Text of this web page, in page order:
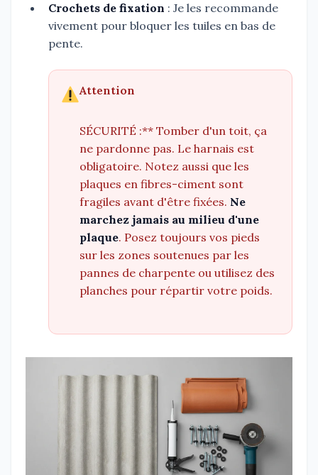
Crochets de fixation : Je les recommande
vivement pour bloquer les tuiles en bas de
pente.
Attention
SÉCURITÉ :** Tomber d'un toit, ça
ne pardonne pas. Le harnais est
obligatoire. Notez aussi que les
plaques en fibres-ciment sont
fragiles avant d'être fixées. Ne
marchez jamais au milieu d'une
plaque. Posez toujours vos pieds
sur les zones soutenues par les
pannes de charpente ou utilisez des
planches pour répartir votre poids.